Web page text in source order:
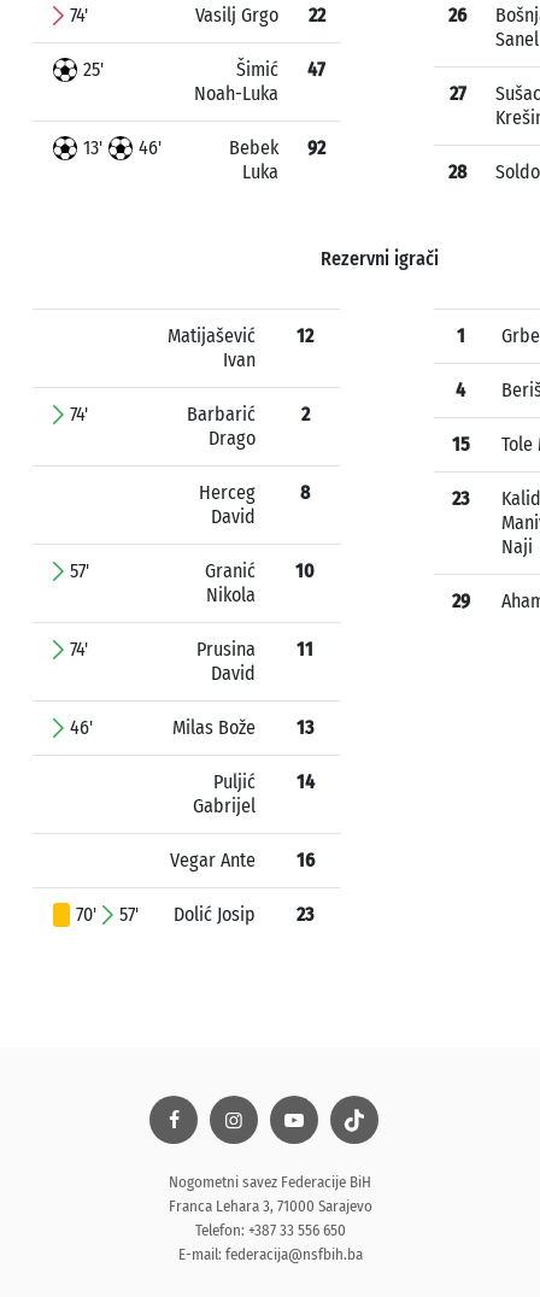
74' Vasilj Grgo 22
25'
Šimić
Noah-Luka
47
13' 46'
Bebek
Luka
92
26
Sanel
27
Sušac
28
Rezervni igrači
Matijašević
Ivan
12
74'
Barbarić
Drago
2
Herceg
David
8
57'
Granić
Nikola
10
74'
Prusina
David
11
46' Milas Bože 13
Puljić
Gabrijel
14
Vegar Ante 16
70' 57' Dolić Josip 23
1
4
15 Tole
23
Naji
29
Nogometni savez Federacije BiH
Franca Lehara 3, 71000 Sarajevo
Telefon: +387 33 556 650
E-mail: federacija@nsfbih.ba